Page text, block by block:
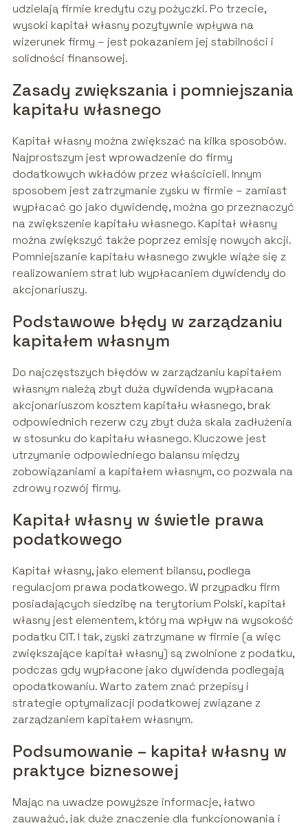
udzielają firmie kredytu czy pożyczki. Po trzecie,
wysoki kapitał własny pozytywnie wpływa na
wizerunek firmy – jest pokazaniem jej stabilności i
solidności finansowej.
Zasady zwiększania i pomniejszania
kapitału własnego
Kapitał własny można zwiększać na kilka sposobów.
Najprostszym jest wprowadzenie do firmy
dodatkowych wkładów przez właścicieli. Innym
sposobem jest zatrzymanie zysku w firmie – zamiast
wypłacać go jako dywidendę, można go przeznaczyć
na zwiększenie kapitału własnego. Kapitał własny
można zwiększyć także poprzez emisję nowych akcji.
Pomniejszanie kapitału własnego zwykle wiąże się z
realizowaniem strat lub wypłacaniem dywidendy do
akcjonariuszy.
Podstawowe błędy w zarządzaniu
kapitałem własnym
Do najczęstszych błędów w zarządzaniu kapitałem
własnym należą zbyt duża dywidenda wypłacana
akcjonariuszom kosztem kapitału własnego, brak
odpowiednich rezerw czy zbyt duża skala zadłużenia
w stosunku do kapitału własnego. Kluczowe jest
utrzymanie odpowiedniego balansu między
zobowiązaniami a kapitałem własnym, co pozwala na
zdrowy rozwój firmy.
Kapitał własny w świetle prawa
podatkowego
Kapitał własny, jako element bilansu, podlega
regulacjom prawa podatkowego. W przypadku firm
posiadających siedzibę na terytorium Polski, kapitał
własny jest elementem, który ma wpływ na wysokość
podatku CIT. I tak, zyski zatrzymane w firmie (a więc
zwiększające kapitał własny) są zwolnione z podatku,
podczas gdy wypłacone jako dywidenda podlegają
opodatkowaniu. Warto zatem znać przepisy i
strategie optymalizacji podatkowej związane z
zarządzaniem kapitałem własnym.
Podsumowanie – kapitał własny w
praktyce biznesowej
Mając na uwadze powyższe informacje, łatwo
zauważyć, jak duże znaczenie dla funkcjonowania i